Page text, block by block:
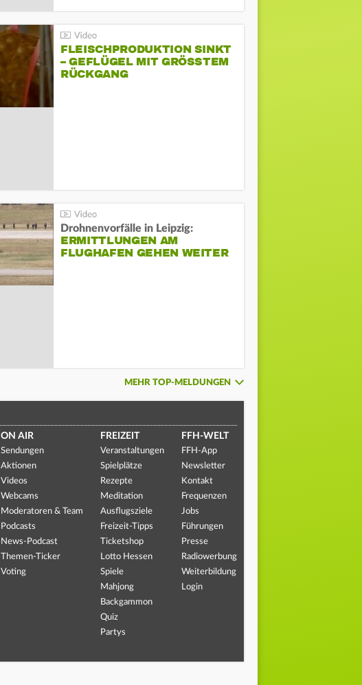
FLEISCHPRODUKTION SINKT
– GEFLÜGEL MIT GRÖSSTEM R
ÜCKGANG
Drohnenvorfälle in Leipzig:
ERMITTLUNGEN AM
FLUGHAFEN GEHEN WEITER
MEHR TOP-MELDUNGEN
ON AIR
Sendungen
Aktionen
Videos
Webcams
Moderatoren & Team
Podcasts
News-Podcast
Themen-Ticker
Voting
FREIZEIT
Veranstaltungen
Spielplätze
Rezepte
Meditation
Ausflugsziele
Freizeit-Tipps
Ticketshop
Lotto Hessen
Spiele
Mahjong
Backgammon
Quiz
Partys
FFH-WELT
FFH-App
Newsletter
Kontakt
Frequenzen
Jobs
Führungen
Presse
Radiowerbung
Weiterbildung
Login